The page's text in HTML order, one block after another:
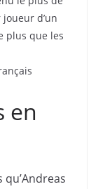
d’un
plus que les
en